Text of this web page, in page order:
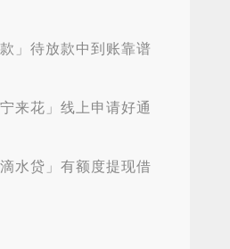
款」待放款中到账靠谱
来花」线上申请好通
水贷」有额度提现借